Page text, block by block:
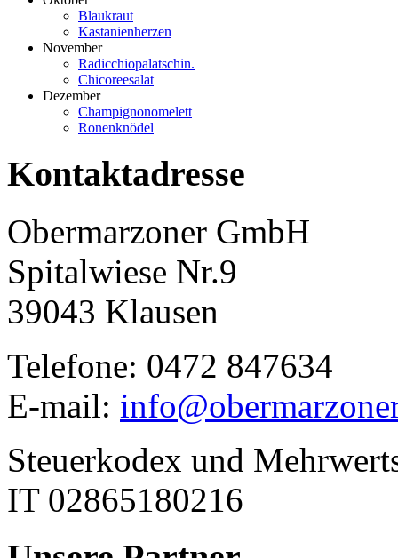
Blaukraut
Kastanienherzen
November
Radicchiopalatschin.
Chicoreesalat
Dezember
Champignonomelett
Ronenknödel
Kontaktadresse
Obermarzoner GmbH
Spitalwiese Nr.9
39043 Klausen
Telefone: 0472 847634
E-mail:
Steuerkodex und
IT 02865180216